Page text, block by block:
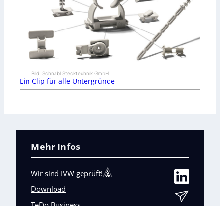
Bild: Schnabl Stecktechnik GmbH
Ein Clip für alle Untergründe
Mehr Infos
Wir sind IVW geprüft!
Download